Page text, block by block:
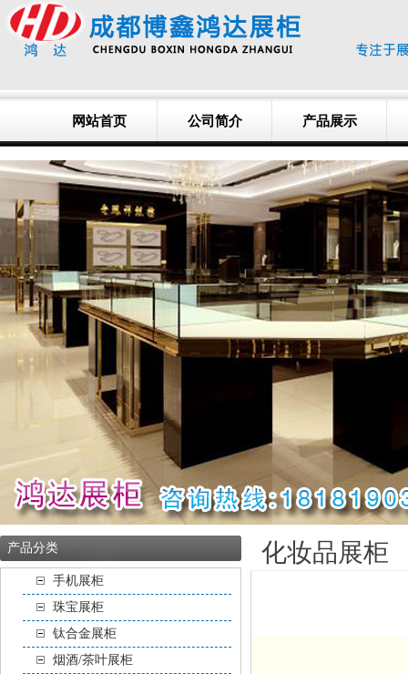
网站首页 公司简介 产品展示
产品分类
手机展柜
珠宝展柜
钛合金展柜
烟酒/茶叶展柜
化妆品展柜